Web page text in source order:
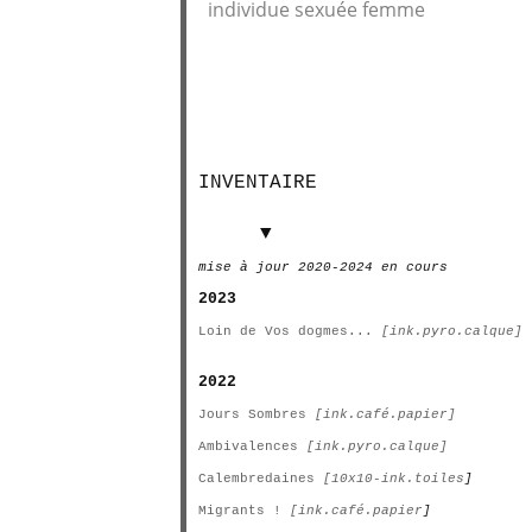
individue sexuée femme
INVENTAIRE
▼
mise à jour 2020-2024 en cours
2023
Loin de Vos dogmes... [ink.pyro.calque]
2022
Jours Sombres [ink.café.papier]
Ambivalences [ink.pyro.calque]
Calembredaines [10x10-ink.toiles ]
Migrants ! [ink.café.papier ]